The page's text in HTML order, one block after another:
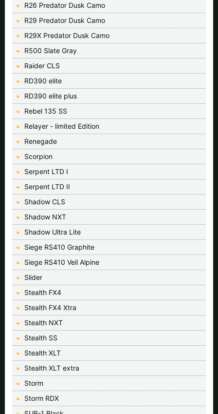
R26 Predator Dusk Camo
R29 Predator Dusk Camo
R29X Predator Dusk Camo
R500 Slate Gray
Raider CLS
RD390 elite
RD390 elite plus
Rebel 135 SS
Relayer - limited Edition
Renegade
Scorpion
Serpent LTD I
Serpent LTD II
Shadow CLS
Shadow NXT
Shadow Ultra Lite
Siege RS410 Graphite
Siege RS410 Veil Alpine
Slider
Stealth FX4
Stealth FX4 Xtra
Stealth NXT
Stealth SS
Stealth XLT
Stealth XLT extra
Storm
Storm RDX